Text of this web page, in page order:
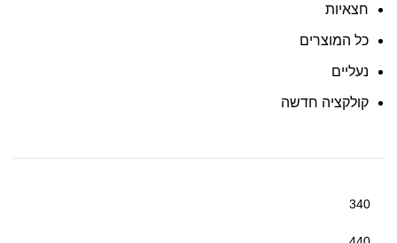
חצאיות
כל המוצרים
נעליים
קולקציה חדשה